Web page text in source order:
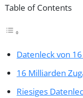
Table of Contents
Datenleck von
16 Milliarden
Riesiges